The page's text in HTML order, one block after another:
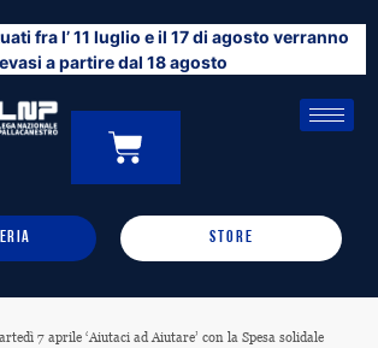
fra l’ 11 luglio e il 17 di agosto verranno
evasi a partire dal 18 agosto
0
CARRELLO
STORE
7 aprile ‘Aiutaci ad Aiutare’ con la Spesa solidale